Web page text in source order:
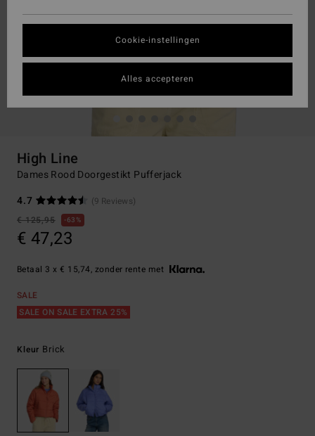
High Line
Dames Rood Doorgestikt Pufferjack
4.7
(9 Reviews)
€ 125,95
63%
€ 47,23
Betaal 3 x € 15,74, zonder rente met
SALE
SALE ON SALE EXTRA 25%
Kleur Brick
Cookie-instellingen
Alles accepteren